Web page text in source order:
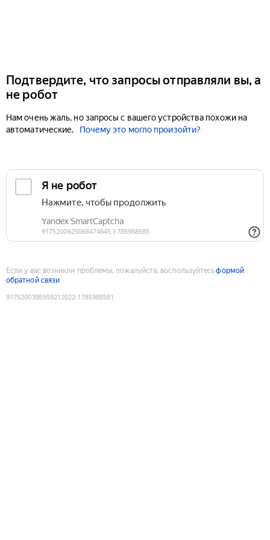
Подтвердите, что запросы отправляли вы, а
не робот
Нам очень жаль, но запросы с вашего устройства похожи на
автоматические.
Почему это могло произойти?
Если у вас возникли проблемы, пожалуйста, воспользуйтесьформой
обратной связи
9175200395959212022:1785988581